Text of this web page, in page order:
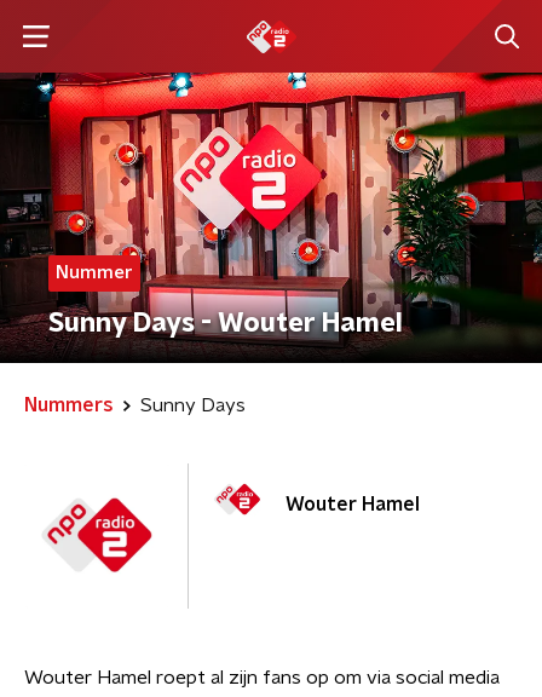
Nummer
Sunny Days - Wouter Hamel
Nummers Sunny Days
Wouter Hamel
Wouter Hamel roept al zijn fans op om via social media